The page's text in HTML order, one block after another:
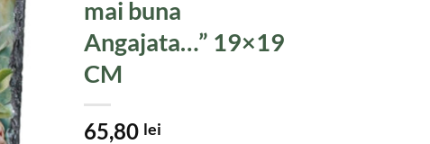
mai buna
Angajata…” 19×19
CM
65,80 lei